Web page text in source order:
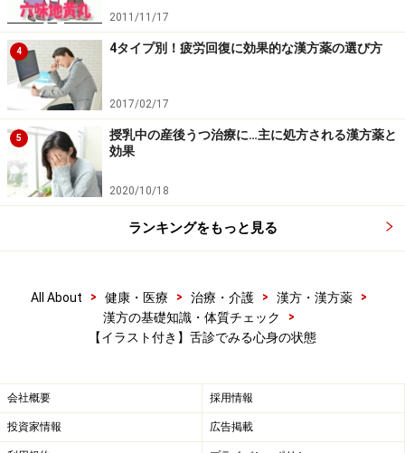
免責事項
2011/11/17
4 4タイプ別！疲労回復に効果的な漢方薬の選び方
2017/02/17
5
授乳中の産後うつ治療に…主に処方される漢方薬と
効果
2020/10/18
ランキングをもっと見る
All About > 健康・医療 > 治療・介護 > 漢方・漢方薬
>
漢方の基礎知識・体質チェック
>
【イラスト付き】舌診でみる心身の状態
会社概要 採用情報
投資家情報 広告掲載